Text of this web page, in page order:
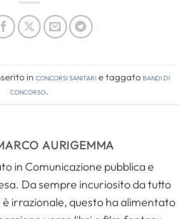
inConcorsi Sanitarie taggatobandi di
concorso.
AURIGEMMA
in Comunicazione pubblica e
Da sempre incuriosito da tutto
è irrazionale, questo ha alimentato